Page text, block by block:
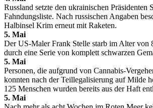
Russland setzte den ukrainischen Präsidenten
Fahndungsliste. Nach russischen Angaben
Halbinsel Krim erneut mit Raketen.
5. Mai
Der US-Maler Frank Stelle starb im Alter von
durch eine Serie von komplett schwarzen
5. Mai
Personen, die aufgrund von Cannabis-
konnten nach der Teillegalisierung auf Milde
125 Menschen wurden bereits aus der Haft
5. Mai